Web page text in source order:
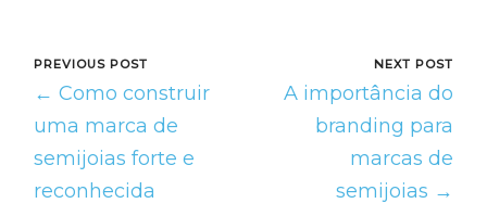
PREVIOUS POST
← Como construir
uma marca de
semijoias forte e
reconhecida
NEXT POST
A importância do
branding para
marcas de
semijoias →